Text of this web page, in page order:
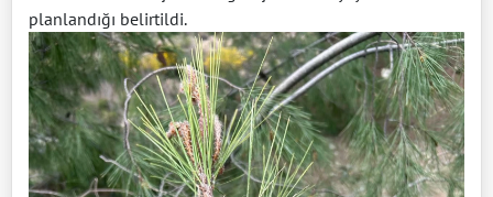
planlandığı belirtildi.